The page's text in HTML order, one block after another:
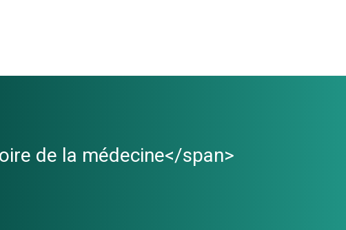
de la médecine</span>